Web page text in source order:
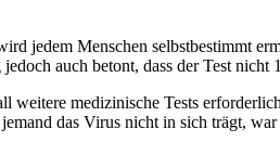
jedem Menschen selbstbestimmt
auch betont, dass der Test nicht
weitere medizinische Tests
das Virus nicht in sich trägt,